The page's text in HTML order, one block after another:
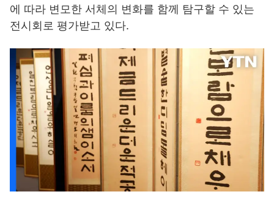
에 따라 변모한 서체의 변화를 함께 탐구할 수 있는
전시회로 평가받고 있다.